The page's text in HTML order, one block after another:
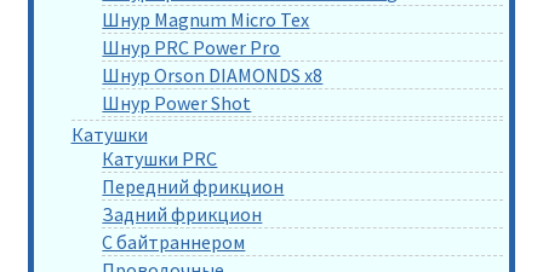
Шнур Magnum Micro Tex
Шнур PRC Power Pro
Шнур Orson DIAMONDS x8
Шнур Power Shot
Катушки
Катушки PRC
Передний фрикцион
Задний фрикцион
С байтраннером